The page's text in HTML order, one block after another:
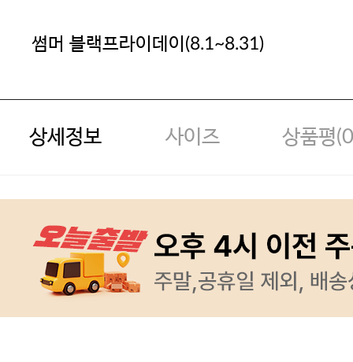
썸머 블랙프라이데이(8.1~8.31)
상세정보 사이즈 상품평(0